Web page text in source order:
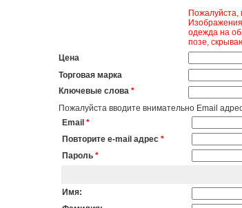
Пожалуйста,
одежда на
позе,
Цена
Торговая марка
Ключевые слова *
Пожалуйста вводите внимательно Email
Email *
Повторите e-mail адрес *
Пароль *
Имя: